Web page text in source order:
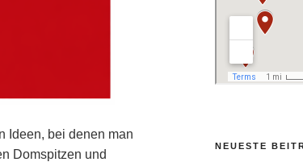
Ideen, bei denen man
Domspitzen und
NEUESTE